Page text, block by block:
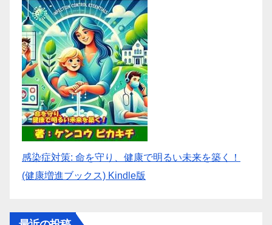
感染症対策: 命を守り、健康で明るい未来を築く！
(健康増進ブックス) Kindle版